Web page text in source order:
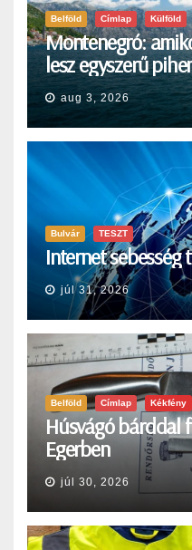
Belföld Címlap Külföld
Montenegró:
lesz egyszerű
aug 3, 2026
Bulvár TESZT
Internet sebesség
júl 31, 2026
Belföld Címlap Kékfény
Húsvágó bárddal
Egerben
júl 30, 2026